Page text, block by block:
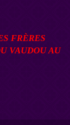
FRÈRES
VAUDOU AU